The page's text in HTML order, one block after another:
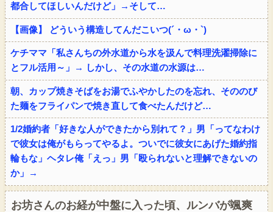
都合してほしいんだけど」→そして…
【画像】 どういう構造してんだこいつ(´・ω・`)
ケチママ「私さんちの外水道から水を汲んで料理洗濯掃除に
とフル活用～」→ しかし、その水道の水源は…
朝、カップ焼きそばをお湯でふやかしたのを忘れ、そののび
た麺をフライパンで焼き直して食べたんだけど…
1/2婚約者「好きな人ができたから別れて？」男「ってなわけ
で彼女は俺がもらってやるよ。ついでに彼女にあげた婚約指
輪もな」ヘタレ俺「えっ」男「殴られないと理解できないの
か」→
お坊さんのお経が中盤に入った頃、ルンバが颯爽